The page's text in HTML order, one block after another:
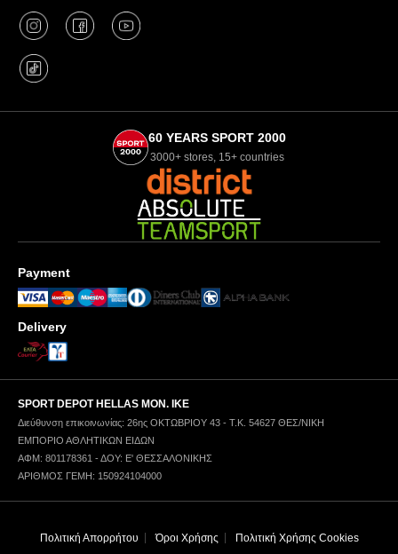
60 YEARS SPORT 2000
3000+ stores, 15+ countries
Payment
Delivery
SPORT DEPOT HELLAS ΜΟΝ. ΙΚΕ
Διεύθυνση επικοινωνίας: 26ης ΟΚΤΩΒΡΙΟΥ 43 - Τ.Κ. 54627 ΘΕΣ/ΝΙΚΗ
ΕΜΠΟΡΙΟ ΑΘΛΗΤΙΚΩΝ ΕΙΔΩΝ
ΑΦΜ: 801178361 - ΔΟΥ: Ε' ΘΕΣΣΑΛΟΝΙΚΗΣ
ΑΡΙΘΜΟΣ ΓΕΜΗ: 150924104000
Πολιτική Απορρήτου Όροι Χρήσης Πολιτική Χρήσης Cookies